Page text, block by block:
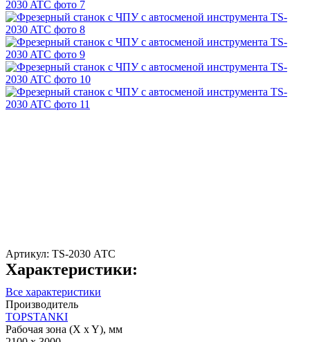
Артикул: TS-2030 АТС
Характеристики:
Все характеристики
Производитель
TOPSTANKI
Рабочая зона (X x Y), мм